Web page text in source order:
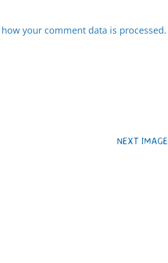
how your comment data is processed.
NEXT IMAGE